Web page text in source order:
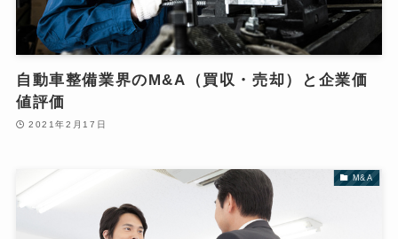
自動車整備業界のM&A（買収・売却）と企業価
値評価
2021年2月17日
M&A